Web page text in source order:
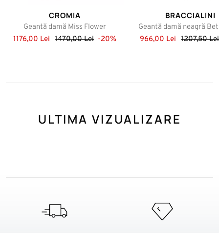
CROMIA
Geantă damă Miss Flower
1176,00 Lei 1470,00 Lei -20%
BRACCIALINI
Geantă damă neagră
966,00 Lei 1207,50 Lei
ULTIMA VIZUALIZARE